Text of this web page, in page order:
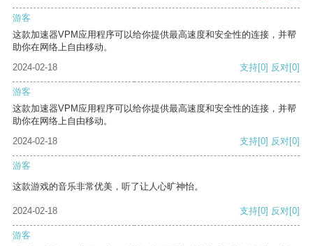
游客
这款加速器VPM应用程序可以给你提供最高速度和安全性的连接，并帮
助你在网络上自由移动。
2024-02-18
支持[0] 反对[0]
游客
这款加速器VPM应用程序可以给你提供最高速度和安全性的连接，并帮
助你在网络上自由移动。
2024-02-18
支持[0] 反对[0]
游客
这款游戏的音乐非常优美，听了让人心旷神怡。
2024-02-18 支持[0] 反对[0]
游客